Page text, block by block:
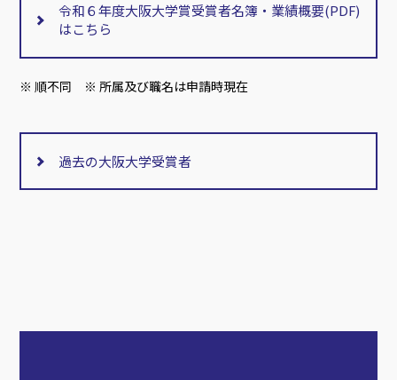
令和６年度大阪大学賞受賞者名簿・業績概要(PDF)
はこちら
※ 順不同 ※ 所属及び職名は申請時現在
過去の大阪大学受賞者